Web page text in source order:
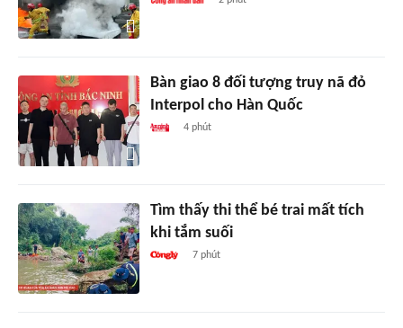
Bàn giao 8 đối tượng truy nã đỏ
Interpol cho Hàn Quốc
4 phút
Tìm thấy thi thể bé trai mất tích
khi tắm suối
7 phút